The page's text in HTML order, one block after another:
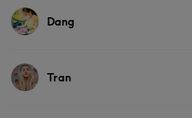
Services
Dang
Services
Tran